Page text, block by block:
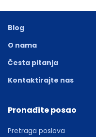
Blog
O nama
Česta pitanja
Kontaktirajte nas
Pronađite posao
Pretraga poslova